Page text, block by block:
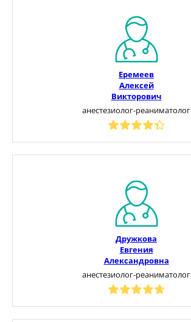
Еремеев
Алексей
Викторович
анестезиолог-реаниматолог
Дружкова
Евгения
Александровна
анестезиолог-реаниматолог